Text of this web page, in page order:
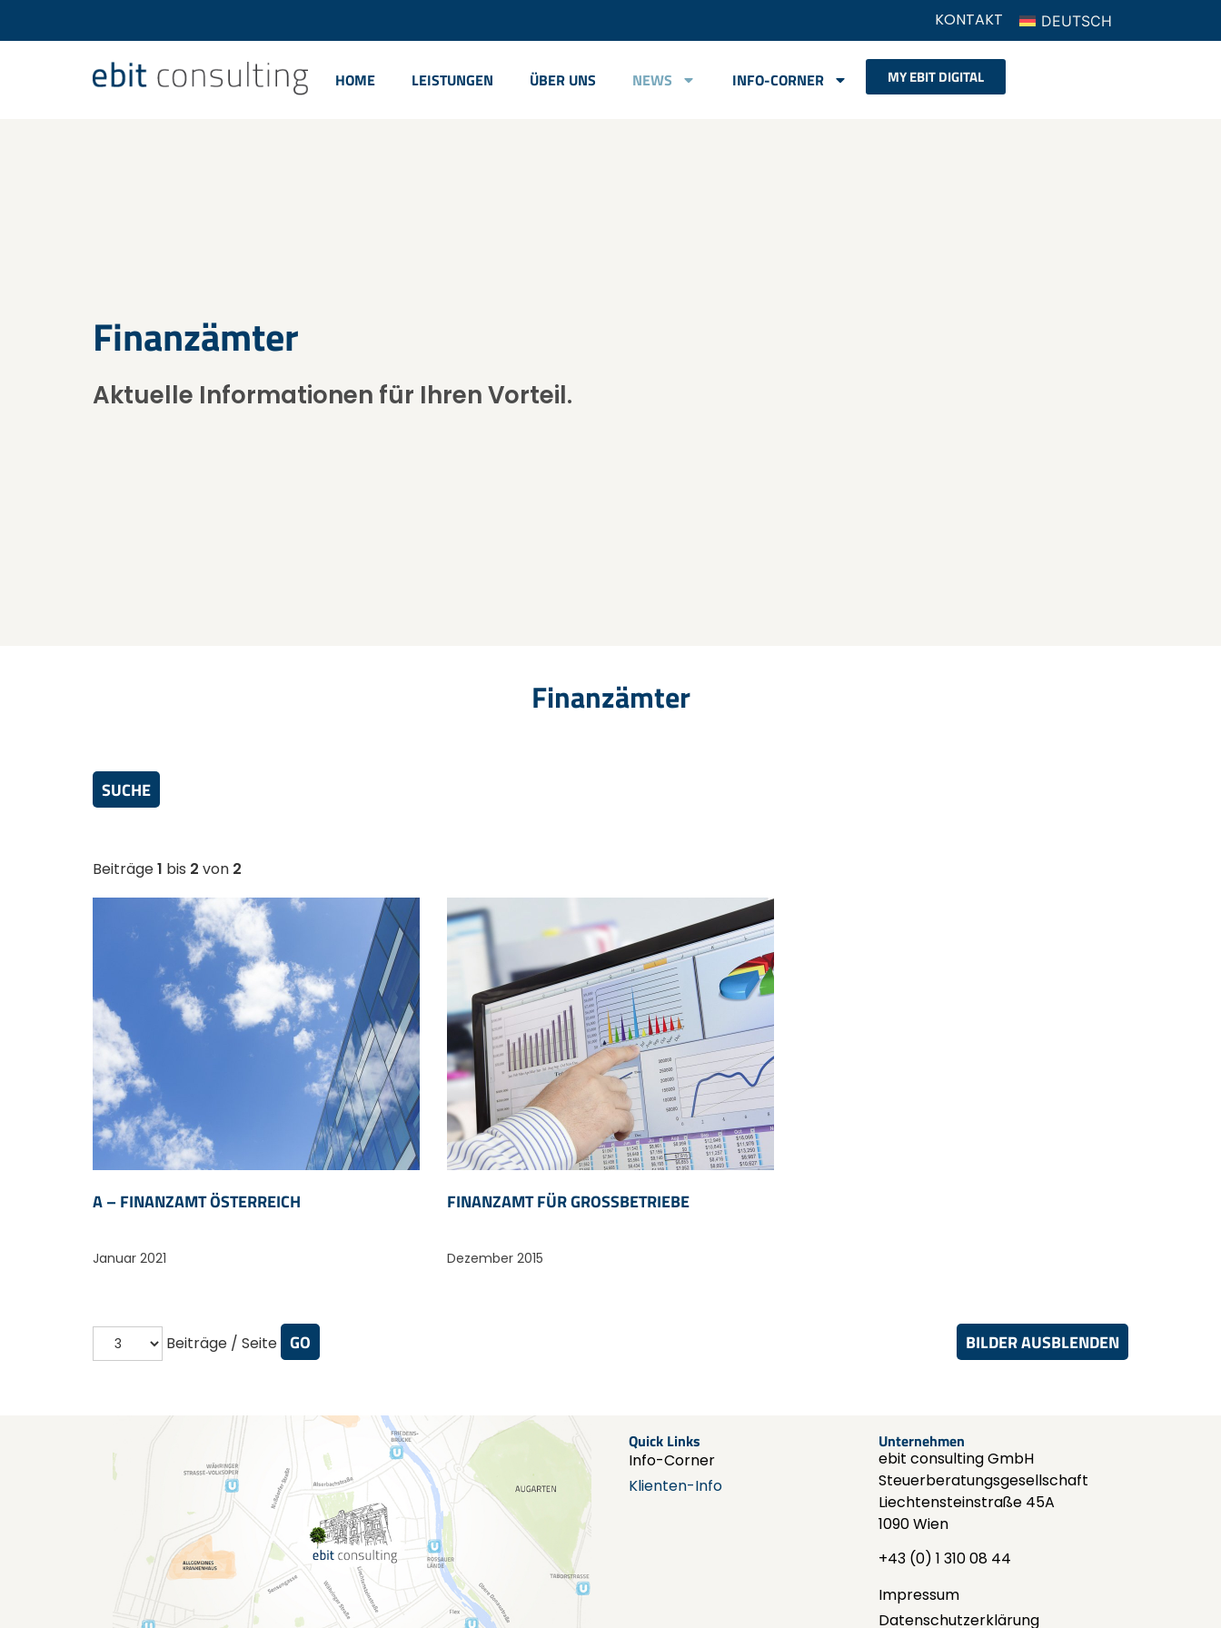
KONTAKT DEUTSCH
HOME LEISTUNGEN ÜBER UNS NEWS INFO-CORNER MY EBIT DIGITAL
Finanzämter
Aktuelle Informationen für Ihren Vorteil.
Finanzämter
SUCHE
Beiträge1 bis 2 von 2
A – FINANZAMT ÖSTERREICH
Januar 2021
FINANZAMT FÜR GROSSBETRIEBE
Dezember 2015
Beiträge / Seite BILDER AUSBLENDEN
Quick Links
Info-Corner
Klienten-Info
Unternehmen
ebit consulting GmbH
Steuerberatungsgesellschaft
Liechtensteinstraße 45A
1090 Wien
+43 (0) 1 310 08 44
Impressum
Datenschutzerklärung